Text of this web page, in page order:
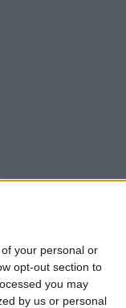
your personal or
opt-out section to
you may
by us or personal